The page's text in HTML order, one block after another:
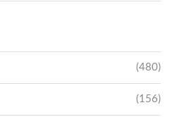
(480)
(156)